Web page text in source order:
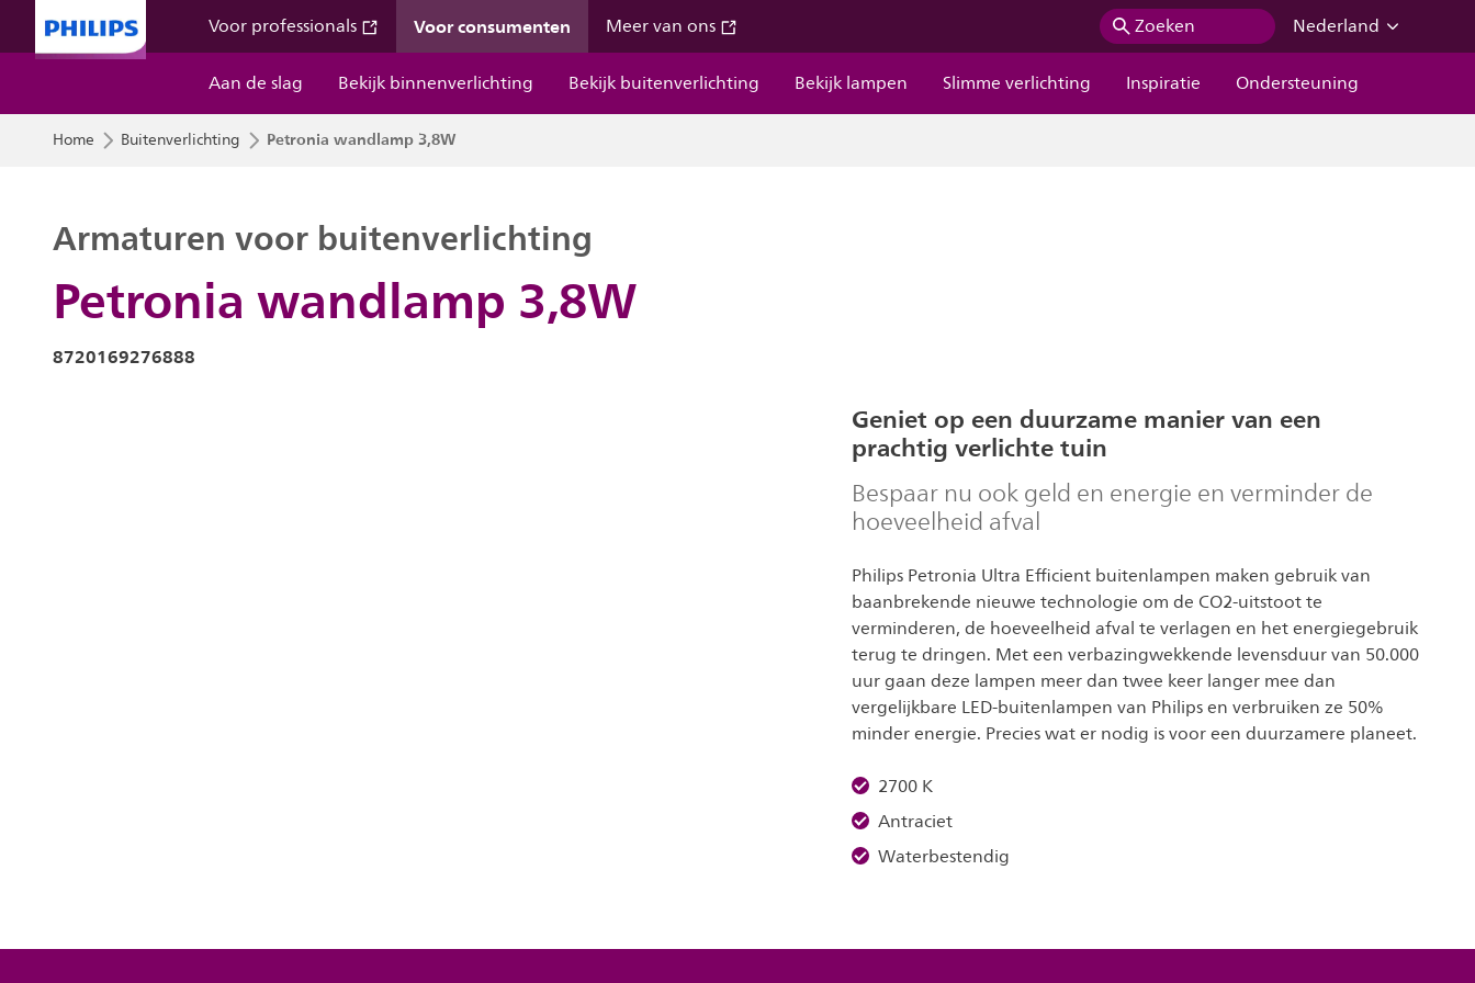
Voor professionals Voor consumenten Meer van ons Zoeken
Nederland
Aan de slag
Bekijk binnenverlichting Bekijk buitenverlichting Bekijk lampen Slimme verlichting Inspiratie Ondersteuning
Home Buitenverlichting Petronia wandlamp 3,8W
Petronia wandlamp 3,8W
Armaturen voor buitenverlichting
8720169276888
Geniet op een duurzame manier van een
prachtig verlichte tuin
Bespaar nu ook geld en energie en verminder de
hoeveelheid afval
Philips Petronia Ultra Efficient buitenlampen maken gebruik van
baanbrekende nieuwe technologie om de CO2-uitstoot te
verminderen, de hoeveelheid afval te verlagen en het energiegebruik
terug te dringen. Met een verbazingwekkende levensduur van 50.000
uur gaan deze lampen meer dan twee keer langer mee dan
vergelijkbare LED-buitenlampen van Philips en verbruiken ze 50%
minder energie. Precies wat er nodig is voor een duurzamere planeet.
2700 K
Antraciet
Waterbestendig